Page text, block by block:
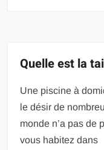
Quelle est la
Une piscine à
le désir de
monde n’a pas de
vous habitez dans